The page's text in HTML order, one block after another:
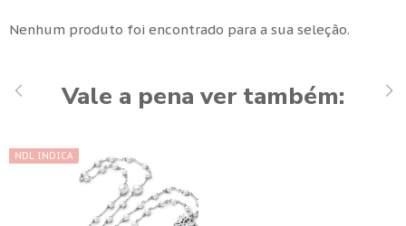
Nenhum produto foi encontrado para a sua seleção.
Vale a pena ver também:
NDL INDICA